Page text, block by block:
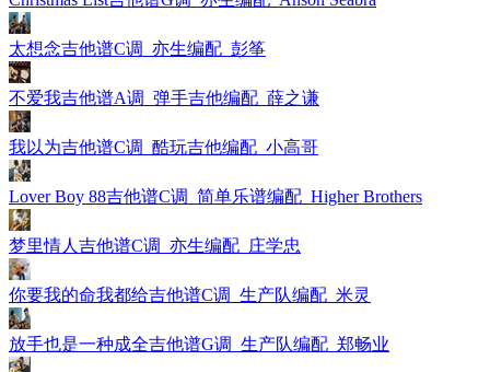
太想念吉他谱C调_亦生编配_彭筝
不爱我吉他谱A调_弹手吉他编配_薛之谦
我以为吉他谱C调_酷玩吉他编配_小高哥
Lover Boy 88吉他谱C调_简单乐谱编配_Higher Brothers
梦里情人吉他谱C调_亦生编配_庄学忠
你要我的命我都给吉他谱C调_生产队编配_米灵
放手也是一种成全吉他谱G调_生产队编配_郑畅业